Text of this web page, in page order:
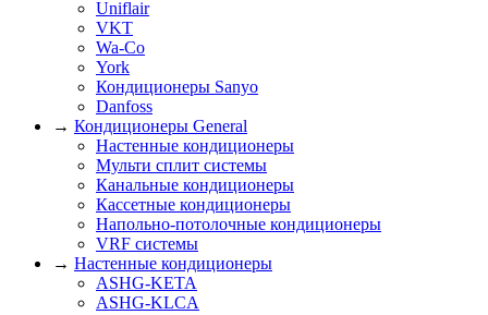
Uniflair
VKT
Wa-Co
York
Кондиционеры Sanyo
Danfoss
→ Кондиционеры General
Настенные кондиционеры
Мульти сплит системы
Канальные кондиционеры
Кассетные кондиционеры
Напольно-потолочные кондиционеры
VRF системы
→ Настенные кондиционеры
ASHG-KETA
ASHG-KLCA